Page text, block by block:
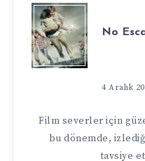
NO
ESCAPE
KAÇIŞ
No
4 Aralık
Film severler için
bu dönemde,
tavsiye